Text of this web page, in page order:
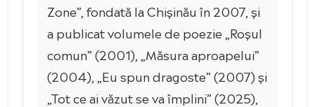
Zone”, fondată la Chișinău în 2007, și
a publicat volumele de poezie „Roșul
comun” (2001), „Măsura aproapelui”
(2004), „Eu spun dragoste” (2007) și
„Tot ce ai văzut se va împlini” (2025),